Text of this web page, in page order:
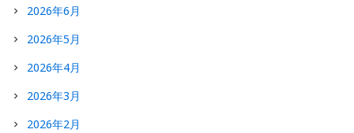
2026年6月
2026年5月
2026年4月
2026年3月
2026年2月